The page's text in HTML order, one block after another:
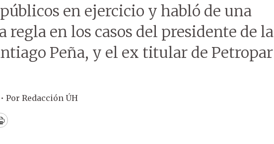
en ejercicio y habló de una
regla en los casos del presidente de la
Peña, y el ex titular de Petropar
Por Redacción ÚH
Print